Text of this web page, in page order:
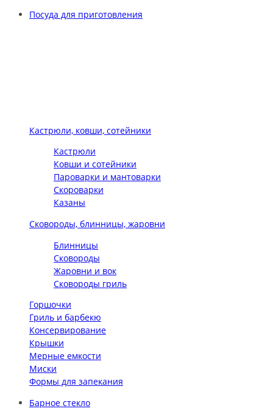
Посуда для приготовления
Кастрюли, ковши, сотейники
Кастрюли
Ковши и сотейники
Пароварки и мантоварки
Скороварки
Казаны
Сковороды, блинницы, жаровни
Блинницы
Сковороды
Жаровни и вок
Сковороды гриль
Горшочки
Гриль и барбекю
Консервирование
Крышки
Мерные емкости
Миски
Формы для запекания
Барное стекло